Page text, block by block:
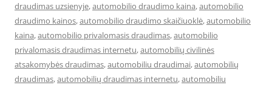
draudimas uzsienyje,automobilio draudimo kaina,automobilio
draudimo kainos,automobilio draudimo skaičiuoklė,automobilio
kaina,automobilio privalomasis draudimas,automobilio
privalomasis draudimas internetu,automobilių civilinės
atsakomybės draudimas,automobiliu draudimai,automobilių
draudimas,automobilių draudimas internetu,automobiliu